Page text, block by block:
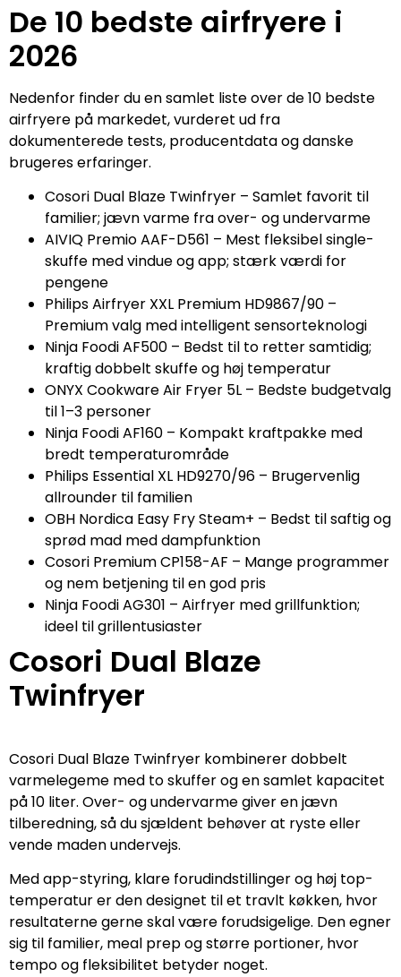
De 10 bedste airfryere i
2026
Nedenfor finder du en samlet liste over de 10 bedste
airfryere på markedet, vurderet ud fra
dokumenterede tests, producentdata og danske
brugeres erfaringer.
Cosori Dual Blaze Twinfryer – Samlet favorit til
familier; jævn varme fra over- og undervarme
AIVIQ Premio AAF-D561 – Mest fleksibel single-
skuffe med vindue og app; stærk værdi for
pengene
Philips Airfryer XXL Premium HD9867/90 –
Premium valg med intelligent sensorteknologi
Ninja Foodi AF500 – Bedst til to retter samtidig;
kraftig dobbelt skuffe og høj temperatur
ONYX Cookware Air Fryer 5L – Bedste budgetvalg
til 1–3 personer
Ninja Foodi AF160 – Kompakt kraftpakke med
bredt temperaturområde
Philips Essential XL HD9270/96 – Brugervenlig
allrounder til familien
OBH Nordica Easy Fry Steam+ – Bedst til saftig og
sprød mad med dampfunktion
Cosori Premium CP158-AF – Mange programmer
og nem betjening til en god pris
Ninja Foodi AG301 – Airfryer med grillfunktion;
ideel til grillentusiaster
Cosori Dual Blaze
Twinfryer
Cosori Dual Blaze Twinfryer kombinerer dobbelt
varmelegeme med to skuffer og en samlet kapacitet
på 10 liter. Over- og undervarme giver en jævn
tilberedning, så du sjældent behøver at ryste eller
vende maden undervejs.
Med app-styring, klare forudindstillinger og høj top-
temperatur er den designet til et travlt køkken, hvor
resultaterne gerne skal være forudsigelige. Den egner
sig til familier, meal prep og større portioner, hvor
tempo og fleksibilitet betyder noget.